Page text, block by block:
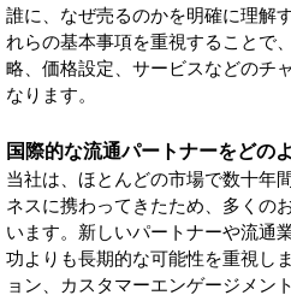
誰に、なぜ売るのかを明確に理解
れらの基本事項を重視することで
略、価格設定、サービスなどのチ
なります。
国際的な流通パートナーをどの
当社は、ほとんどの市場で数十年
ネスに携わってきたため、多くの
います。新しいパートナーや流通
功よりも長期的な可能性を重視し
ョン、カスタマーエンゲージメン